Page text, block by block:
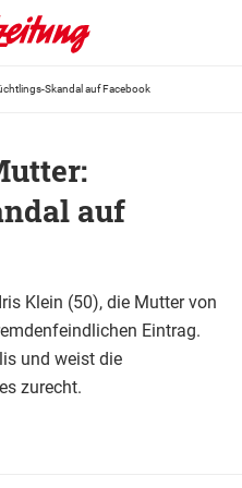
Skandal auf Facebook
auf
Klein (50), die Mutter von
Eintrag.
und weist die
zurecht.